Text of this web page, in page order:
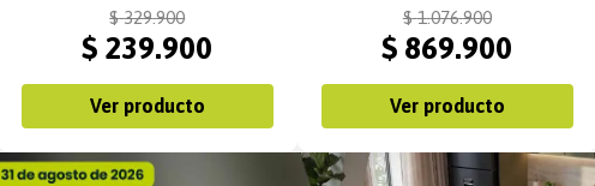
$ 329.900
$ 239.900
Ver producto
$ 1.076.900
$ 869.900
Ver producto